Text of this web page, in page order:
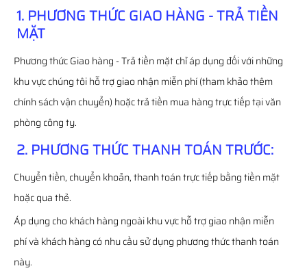
1. PHƯƠNG THỨC GIAO HÀNG - TRẢ TIỀN
MẶT
Phương thức Giao hàng - Trả tiền mặt chỉ áp dụng đối với những
khu vực chúng tôi hỗ trợ giao nhận miễn phí (tham khảo thêm
chính sách vận chuyển) hoặc trả tiền mua hàng trực tiếp tại văn
phòng công ty.
2. PHƯƠNG THỨC THANH TOÁN TRƯỚC:
Chuyển tiền, chuyển khoản, thanh toán trực tiếp bằng tiền mặt
hoặc qua thẻ.
Áp dụng cho khách hàng ngoài khu vực hỗ trợ giao nhận miễn
phí và khách hàng có nhu cầu sử dụng phương thức thanh toán
này.